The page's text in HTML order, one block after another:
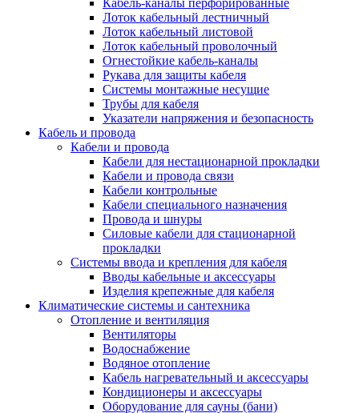
Кабель-каналы перфорированные
Лоток кабельный лестничный
Лоток кабельный листовой
Лоток кабельный проволочный
Огнестойкие кабель-каналы
Рукава для защиты кабеля
Системы монтажные несущие
Трубы для кабеля
Указатели напряжения и безопасность
Кабель и провода
Кабели и провода
Кабели для нестационарной прокладки
Кабели и провода связи
Кабели контрольные
Кабели специального назначения
Провода и шнуры
Силовые кабели для стационарной
прокладки
Системы ввода и крепления для кабеля
Вводы кабельные и аксессуары
Изделия крепежные для кабеля
Климатические системы и сантехника
Отопление и вентиляция
Вентиляторы
Водоснабжение
Водяное отопление
Кабель нагревательный и аксессуары
Кондиционеры и аксессуары
Оборудование для сауны (бани)